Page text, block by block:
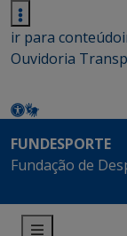
ir para conteúdo
Ouvidoria
FUNDESPORTE
Fundação de